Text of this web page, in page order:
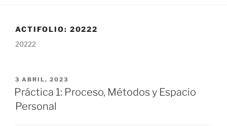
ACTIFOLIO: 20222
20222
PUBLICADO
EL
3 ABRIL, 2023
Práctica 1: Proceso, Métodos y Espacio
Personal